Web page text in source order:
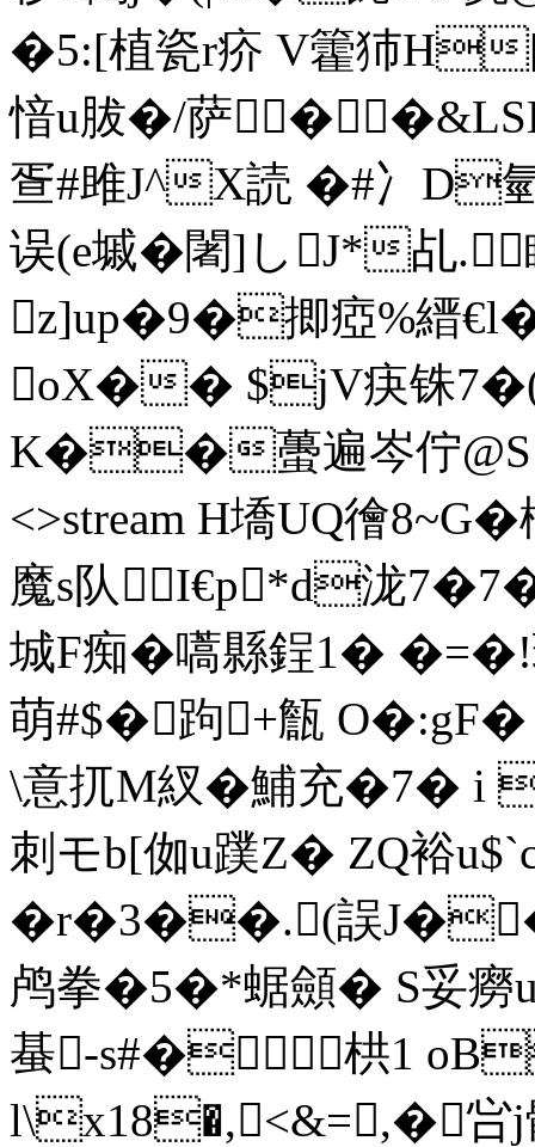
�5:[植瓷r疥 V籗犻H
愔u胈�/萨��&LSL
疍#雎J^X読 �#冫D
误(e墄�闍]しJ*乩
z]up�9�揤瘂%縉
oX�� $jV疦铢7�(W
K��蠆遍岑佇@S
<>stream H墧UQ徻
魔s队I€p*d泷
城 F痴�嚆縣鋥1�
萌#$�跔+甔
\意扤M紁�鯆充�7� i
刺モb[侞u蹼Z� ZQ裕
�r�3��.(誤
鸬拳�5�*蜛顩� S妥
蜝-s#�栱1
l\x18�,<&=,� 吢j